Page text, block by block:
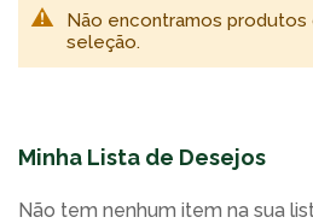
Não encontramos
seleção.
Minha Lista de Desejos
Não tem nenhum item na sua